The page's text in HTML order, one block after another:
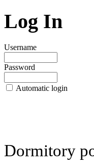
Log In
Username
Password
Automatic login
Dormitory